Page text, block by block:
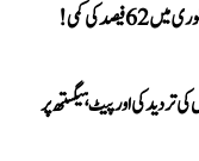
کی کمی!
تردید کی اور پیٹ ہیگستھ پر